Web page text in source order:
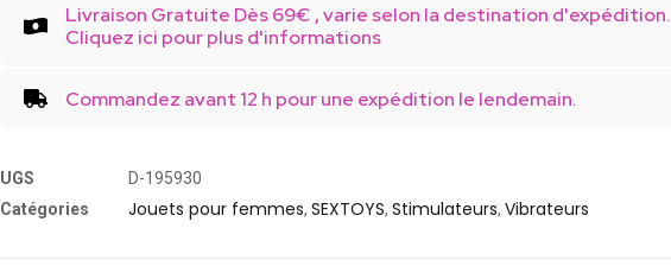
Livraison Gratuite Dès 69€ , varie selon la destination d'expédition.
Cliquez ici pour plus d'informations
Commandez avant 12 h pour une expédition le lendemain.
UGS
D-195930
Catégories
Jouets pour femmes, SEXTOYS, Stimulateurs, Vibrateurs